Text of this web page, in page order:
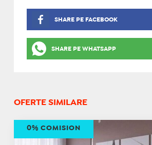
SHARE PE FACEBOOK
SHARE PE WHATSAPP
OFERTE SIMILARE
0% COMISION